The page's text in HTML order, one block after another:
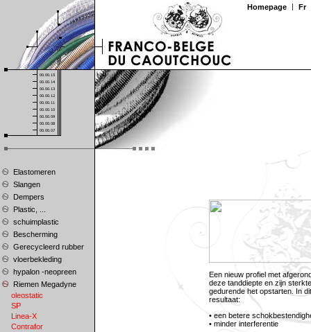
Elastomeren
Slangen
Dempers
Plastic, ...
schuimplastic
Bescherming
Gerecycleerd rubber
vloerbekleding
hypalon -neopreen
Riemen Megadyne
oleostatic
SP
Linea-X
Contrafor
Homepage Fr
Een nieuw profiel met
deze tanddiepte en zijn
gedurende het opstarten. In
resultaat:
• een betere
• minder interferentie